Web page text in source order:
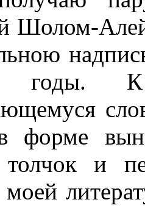
Шолом-
годы. К
форме
и